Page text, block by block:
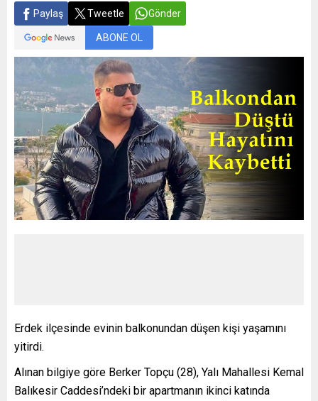
Paylaş Tweetle Gönder
ABONE OL
Erdek ilçesinde evinin balkonundan düşen kişi yaşamını
yitirdi.
Alınan bilgiye göre Berker Topçu (28), Yalı Mahallesi Kemal
Balıkesir Caddesi’ndeki bir apartmanın ikinci katında